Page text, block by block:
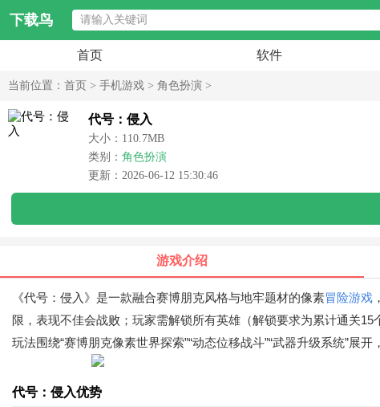
下载鸟
首页 软件
当前位置： 首页 > 手机游戏 > 角色扮演 >
代号：侵入
大小：110.7MB
类别： 角色扮演
更新：2026-06-12 15:30:46
游戏介绍
《代号：侵入》是一款融合赛博朋克风格与地牢题材的像素冒险游戏
限，表现不佳会战败；玩家需解锁所有英雄（解锁要求为累计通关
玩法围绕“赛博朋克像素世界探索”“动态位移战斗”“武器升级系统”展
代号：侵入优势